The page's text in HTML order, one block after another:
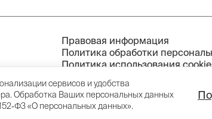
Правовая информация
Политика обработки
Политика использования cookie
Инструменты R‑Style Softlab
Специальная оценка условий
сервисов и удобства
Обработка Ваших персональных данных
«О персональных данных».